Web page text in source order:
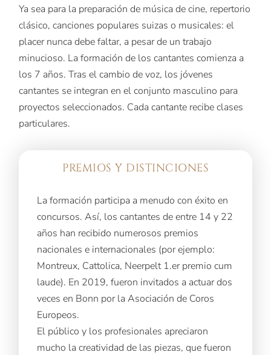
Ya sea para la preparación de música de cine, repertorio
clásico, canciones populares suizas o musicales: el
placer nunca debe faltar, a pesar de un trabajo
minucioso. La formación de los cantantes comienza a
los 7 años. Tras el cambio de voz, los jóvenes
cantantes se integran en el conjunto masculino para
proyectos seleccionados. Cada cantante recibe clases
particulares.
PREMIOS Y DISTINCIONES
La formación participa a menudo con éxito en
concursos. Así, los cantantes de entre 14 y 22
años han recibido numerosos premios
nacionales e internacionales (por ejemplo:
Montreux, Cattolica, Neerpelt 1.er premio cum
laude). En 2019, fueron invitados a actuar dos
veces en Bonn por la Asociación de Coros
Europeos.
El público y los profesionales apreciaron
mucho la creatividad de las piezas, que fueron